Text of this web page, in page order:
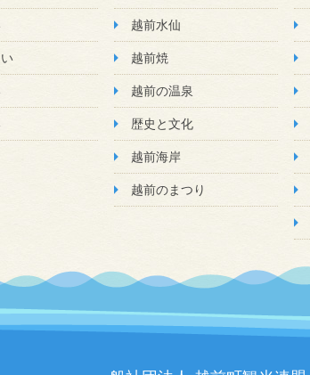
越前水仙
越前焼
越前の温泉
歴史と文化
越前海岸
越前のまつり